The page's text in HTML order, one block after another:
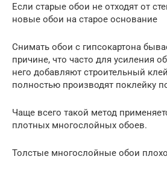
Если старые обои не отходят от
новые обои на старое основание
Снимать обои с гипсокартона
причине, что часто для усиления
него добавляют строительный
полностью производят поклейку
Чаще всего такой метод
плотных многослойных обоев.
Толстые многослойные обои